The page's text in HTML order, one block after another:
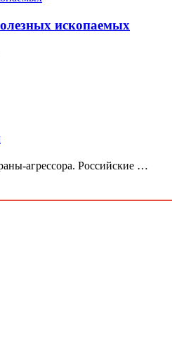
ископаемых
агрессора. Российские …